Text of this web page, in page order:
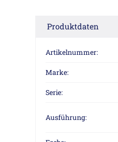
Produktdaten
Artikelnummer:
Marke:
Serie:
Ausführung: